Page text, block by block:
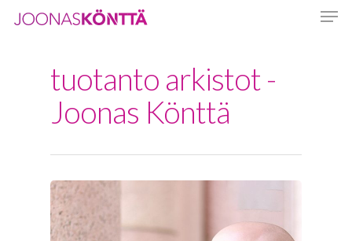
Hit enter to search or ESC to close
tuotanto arkistot -
Joonas Könttä